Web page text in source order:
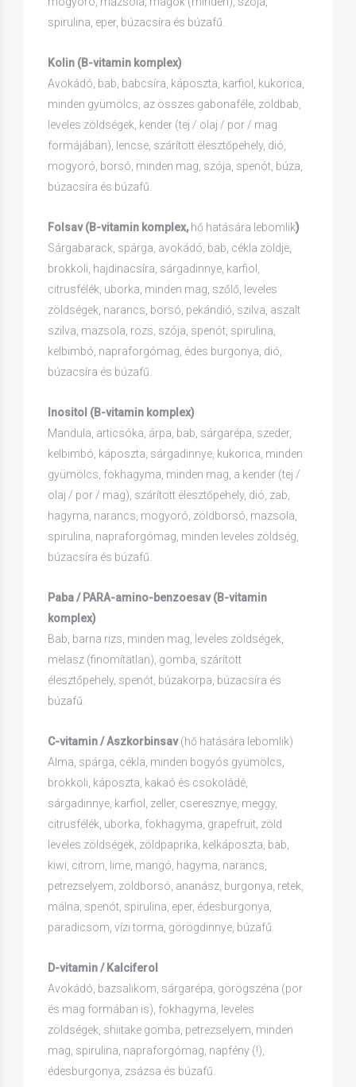
spirulina, eper, búzacsíra és búzafű.
Kolin (B-vitamin komplex)
Avokádó, bab, babcsíra, káposzta, karfiol, kukorica,
minden gyümölcs, az összes gabonaféle, zöldbab,
leveles zöldségek, kender (tej / olaj / por / mag
formájában), lencse, szárított élesztőpehely, dió,
mogyoró, borsó, minden mag, szója, spenót, búza,
búzacsíra és búzafű.
Folsav (B-vitamin komplex, hő hatására lebomlik)
Sárgabarack, spárga, avokádó, bab, cékla zöldje,
brokkoli, hajdinacsíra, sárgadinnye, karfiol,
citrusfélék, uborka, minden mag, szőlő, leveles
zöldségek, narancs, borsó, pekándió, szilva, aszalt
szilva, mazsola, rozs, szója, spenót, spirulina,
kelbimbó, napraforgómag, édes burgonya, dió,
búzacsíra és búzafű.
Inositol (B-vitamin komplex)
Mandula, articsóka, árpa, bab, sárgarépa, szeder,
kelbimbó, káposzta, sárgadinnye, kukorica, minden
gyümölcs, fokhagyma, minden mag, a kender (tej /
olaj / por / mag), szárított élesztőpehely, dió, zab,
hagyma, narancs, mogyoró, zöldborsó, mazsola,
spirulina, napraforgómag, minden leveles zöldség,
búzacsíra és búzafű.
Paba / PARA-amino-benzoesav (B-vitamin
komplex)
Bab, barna rizs, minden mag, leveles zöldségek,
melasz (finomítatlan), gomba, szárított
élesztőpehely, spenót, búzakorpa, búzacsíra és
búzafű.
C-vitamin / Aszkorbinsav(hő hatására lebomlik)
Alma, spárga, cékla, minden bogyós gyümölcs,
brokkoli, káposzta, kakaó és csokoládé,
sárgadinnye, karfiol, zeller, cseresznye, meggy,
citrusfélék, uborka, fokhagyma, grapefruit, zöld
leveles zöldségek, zöldpaprika, kelkáposzta, bab,
kiwi, citrom, lime, mangó, hagyma, narancs,
petrezselyem, zöldborsó, ananász, burgonya, retek,
málna, spenót, spirulina, eper, édesburgonya,
paradicsom, vízi torma, görögdinnye, búzafű.
D-vitamin / Kalciferol
Avokádó, bazsalikom, sárgarépa, görögszéna (por
és mag formában is), fokhagyma, leveles
zöldségek, shiitake gomba, petrezselyem, minden
mag, spirulina, napraforgómag, napfény (!),
édesburgonya, zsázsa és búzafű.